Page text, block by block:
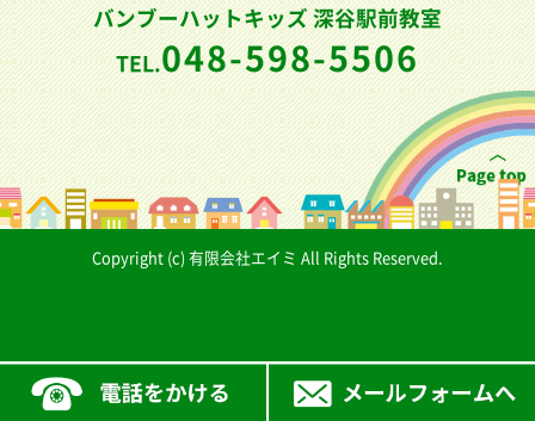
バンブーハットキッズ 深谷駅前教室
TEL.048-598-5506
Copyright (c) 有限会社エイミ All Rights Reserved.